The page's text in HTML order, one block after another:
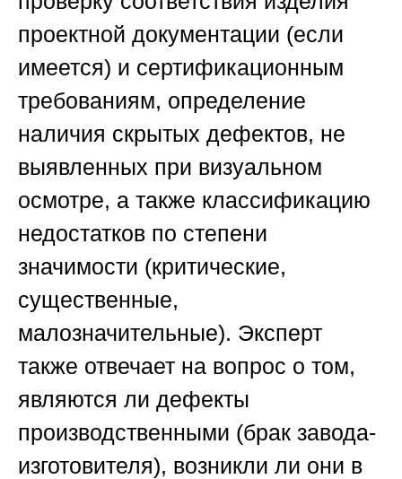
проектной документации (если
имеется) и сертификационным
требованиям, определение
наличия скрытых дефектов, не
выявленных при визуальном
осмотре, а также классификацию
недостатков по степени
значимости (критические,
существенные,
малозначительные). Эксперт
также отвечает на вопрос о том,
являются ли дефекты
производственными (брак завода-
изготовителя), возникли ли они в